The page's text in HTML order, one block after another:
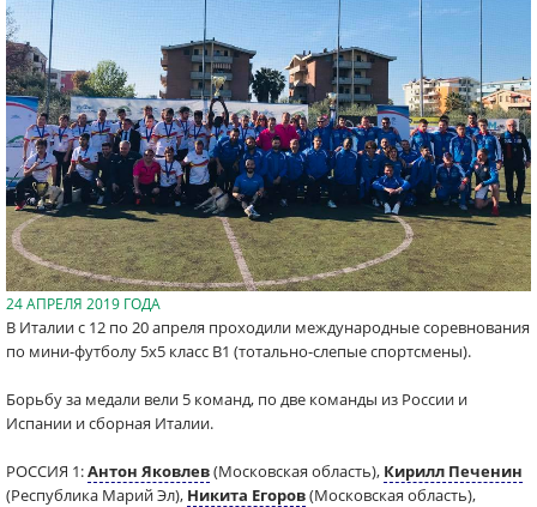
24 АПРЕЛЯ 2019 ГОДА
В Италии с 12 по 20 апреля проходили международные соревнования
по мини-футболу 5х5 класс В1 (тотально-слепые спортсмены).
Борьбу за медали вели 5 команд, по две команды из России и
Испании и сборная Италии.
РОССИЯ 1:Антон Яковлев(Московская область), Кирилл Печенин
(Республика Марий Эл), Никита Егоров(Московская область),